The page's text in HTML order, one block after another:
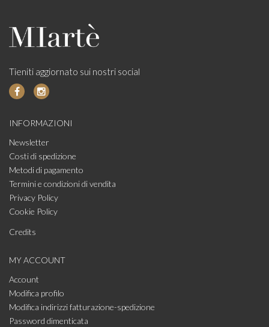
Tieniti aggiornato sui nostri social
INFORMAZIONI
Newsletter
Costi di spedizione
Metodi di pagamento
Termini e condizioni di vendita
Privacy Policy
Cookie Policy
Credits
MY ACCOUNT
Account
Modifica profilo
Modifica indirizzi fatturazione-spedizione
Password dimenticata